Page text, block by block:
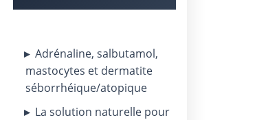
Adrénaline, salbutamol,
mastocytes et dermatite
séborrhéique/atopique
La solution naturelle pour